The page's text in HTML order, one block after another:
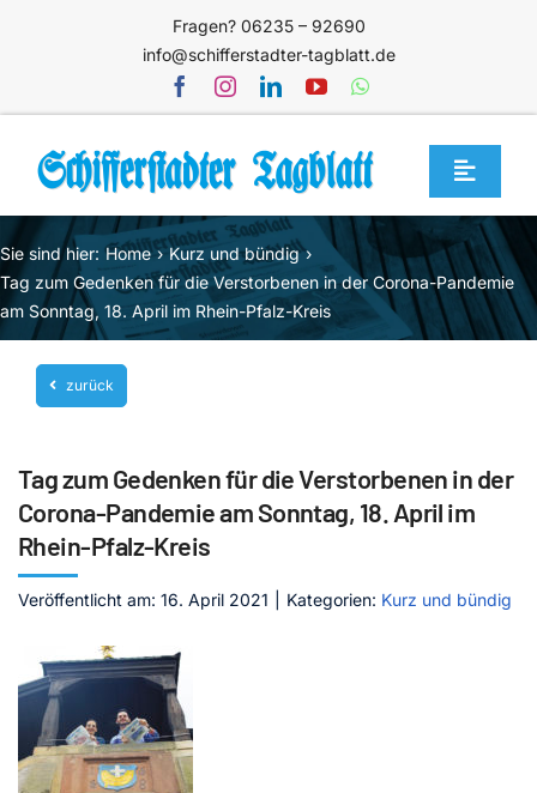
Fragen? 06235 – 92690
info@schifferstadter-tagblatt.de
Toggle
Home
Themen
Blog
Unternehmen
Mediathek
Jetzt abonnieren
Kontakt
Sie sind hier: Home
Kurz und bündig
Tag zum Gedenken für die Verstorbenen in der Corona-Pandemie
am Sonntag, 18. April im Rhein-Pfalz-Kreis
zurück
Tag zum Gedenken für die Verstorbenen in der
Corona-Pandemie am Sonntag, 18. April im
Rhein-Pfalz-Kreis
Veröffentlicht am: 16. April 2021 Kategorien: Kurz und bündig